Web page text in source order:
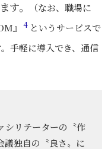
す。
（なお、職場に
』
4 というサービスで
手軽に導入でき、通信
シリテーターの〝作
議独自の〝良さ〟に